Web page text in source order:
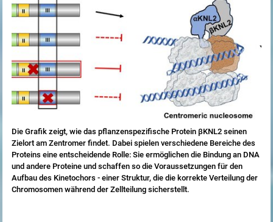
Die Grafik zeigt, wie das pflanzenspezifische Protein βKNL2 seinen
Zielort am Zentromer findet. Dabei spielen verschiedene Bereiche des
Proteins eine entscheidende Rolle: Sie ermöglichen die Bindung an DNA
und andere Proteine und schaffen so die Voraussetzungen für den
Aufbau des Kinetochors - einer Struktur, die die korrekte Verteilung der
Chromosomen während der Zellteilung sicherstellt.